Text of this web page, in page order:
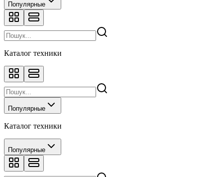
Популярные
Каталог техники
Популярные
Каталог техники
Популярные